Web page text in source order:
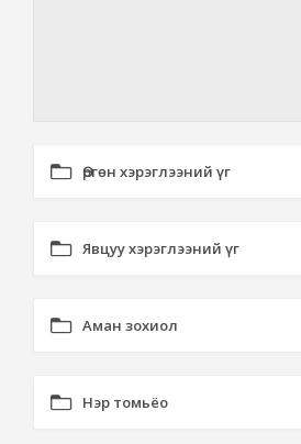
Өргөн хэрэглээний үг
Явцуу хэрэглээний үг
Аман зохиол
Нэр томьёо